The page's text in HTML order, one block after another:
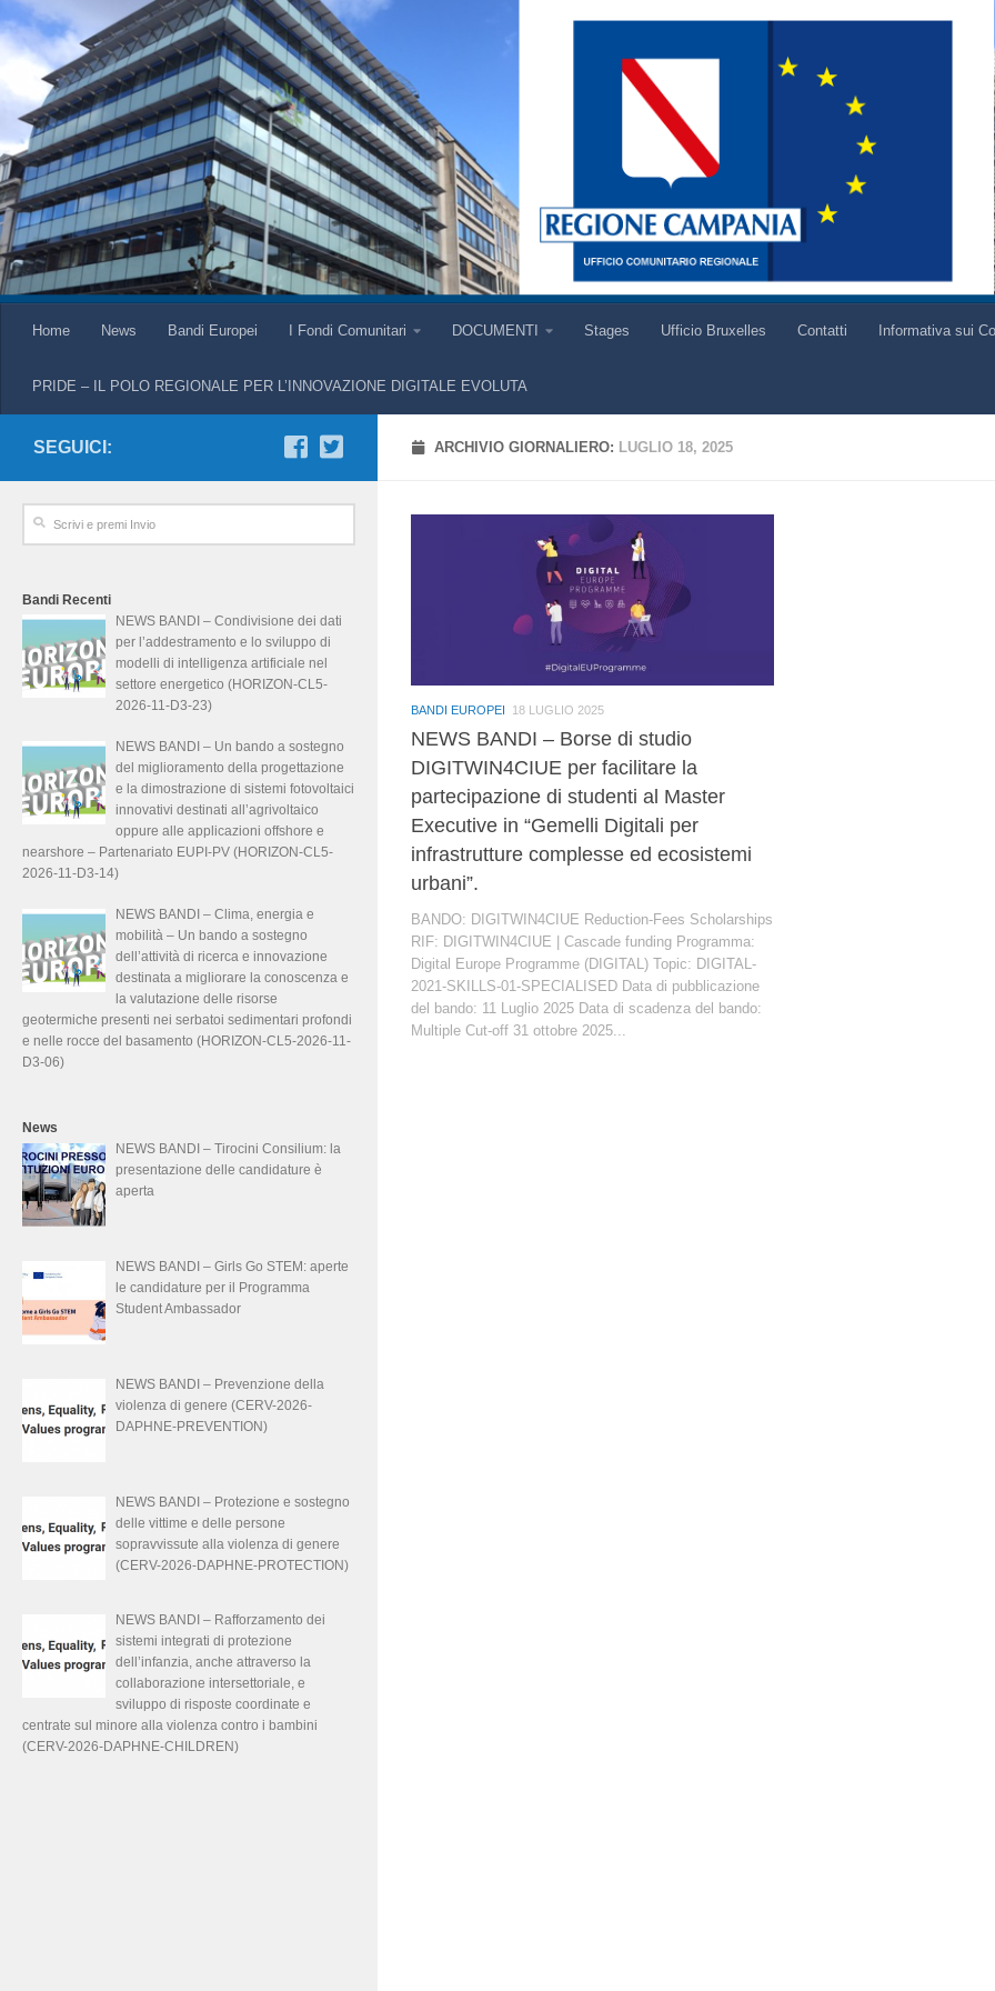
Home News Bandi Europei I Fondi Comunitari DOCUMENTI Stages Ufficio Bruxelles Contatti Informativa sui
PRIDE – IL POLO REGIONALE PER L’INNOVAZIONE DIGITALE EVOLUTA
ARCHIVIO GIORNALIERO: LUGLIO 18, 2025
BANDI EUROPEI 18 LUGLIO 2025
NEWS BANDI – Borse di studio
DIGITWIN4CIUE per facilitare la
partecipazione di studenti al Master
Executive in “Gemelli Digitali per
infrastrutture complesse ed ecosistemi
urbani”.
BANDO: DIGITWIN4CIUE Reduction-Fees Scholarships
RIF: DIGITWIN4CIUE | Cascade funding Programma:
Digital Europe Programme (DIGITAL) Topic: DIGITAL-
2021-SKILLS-01-SPECIALISED Data di pubblicazione
del bando: 11 Luglio 2025 Data di scadenza del bando:
Multiple Cut-off 31 ottobre 2025...
SEGUICI:
Bandi Recenti
NEWS BANDI – Condivisione dei dati
per l’addestramento e lo sviluppo di
modelli di intelligenza artificiale nel
settore energetico (HORIZON-CL5-
2026-11-D3-23)
NEWS BANDI – Un bando a sostegno
del miglioramento della progettazione
e la dimostrazione di sistemi fotovoltaici
innovativi destinati all’agrivoltaico
oppure alle applicazioni offshore e
nearshore – Partenariato EUPI-PV (HORIZON-CL5-
2026-11-D3-14)
NEWS BANDI – Clima, energia e
mobilità – Un bando a sostegno
dell’attività di ricerca e innovazione
destinata a migliorare la conoscenza e
la valutazione delle risorse
geotermiche presenti nei serbatoi sedimentari profondi
e nelle rocce del basamento (HORIZON-CL5-2026-11-
D3-06)
News
NEWS BANDI – Tirocini Consilium: la
presentazione delle candidature è
aperta
NEWS BANDI – Girls Go STEM: aperte
le candidature per il Programma
Student Ambassador
NEWS BANDI – Prevenzione della
violenza di genere (CERV-2026-
DAPHNE-PREVENTION)
NEWS BANDI – Protezione e sostegno
delle vittime e delle persone
sopravvissute alla violenza di genere
(CERV-2026-DAPHNE-PROTECTION)
NEWS BANDI – Rafforzamento dei
sistemi integrati di protezione
dell’infanzia, anche attraverso la
collaborazione intersettoriale, e
sviluppo di risposte coordinate e
centrate sul minore alla violenza contro i bambini
(CERV-2026-DAPHNE-CHILDREN)